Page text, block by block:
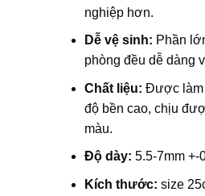
nghiệp hơn.
Dễ vệ sinh: Phần
phòng đều dễ dàng
Chất liệu: Được làm
độ bền cao, chịu
màu.
Độ dày: 5.5-7mm +-
Kích thước: size